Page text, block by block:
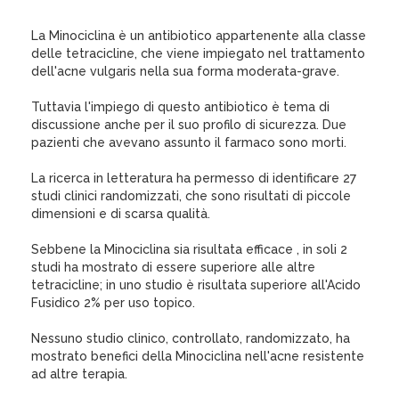
La Minociclina è un antibiotico appartenente alla classe
delle tetracicline, che viene impiegato nel trattamento
dell'acne vulgaris nella sua forma moderata-grave.
Tuttavia l'impiego di questo antibiotico è tema di
discussione anche per il suo profilo di sicurezza. Due
pazienti che avevano assunto il farmaco sono morti.
La ricerca in letteratura ha permesso di identificare 27
studi clinici randomizzati, che sono risultati di piccole
dimensioni e di scarsa qualità.
Sebbene la Minociclina sia risultata efficace , in soli 2
studi ha mostrato di essere superiore alle altre
tetracicline; in uno studio è risultata superiore all'Acido
Fusidico 2% per uso topico.
Nessuno studio clinico, controllato, randomizzato, ha
mostrato benefici della Minociclina nell'acne resistente
ad altre terapia.